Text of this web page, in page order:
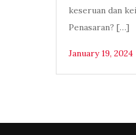
keseruan dan
Penasaran? […]
January 19, 2024